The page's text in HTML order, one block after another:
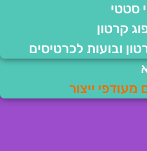
קרטון
ובועות לכרטיסים
ייצור